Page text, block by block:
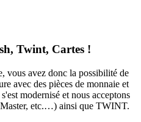
Twint, Cartes !
vous avez donc la possibilité de
avec des pièces de monnaie et
modernisé et nous acceptons
etc.…) ainsi que TWINT.